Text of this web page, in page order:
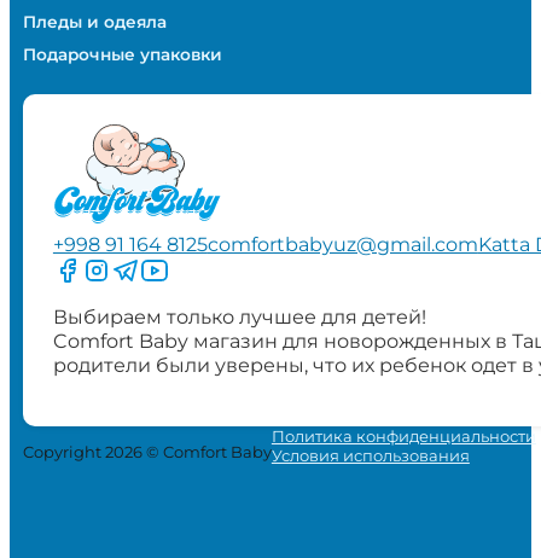
Пледы и одеяла
Подарочные упаковки
+998 91 164 8125comfortbabyuz@gmail.comKatta
Следите за нами на Facebook
Следите за нами в Instagram
Следите за нами в Telegram
Следите за нами в YouTube
Выбираем только лучшее для детей!
Comfort Baby магазин для новорожденных в
родители были уверены, что их ребенок одет
Copyright 2026 © Comfort Baby
Политика конфиденциальности
Условия использования